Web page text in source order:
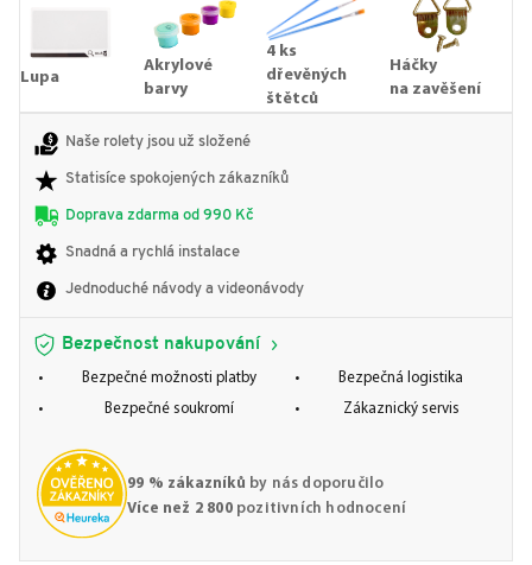
Lupa
Akrylové
barvy
4 ks
dřevěných
štětců
Háčky
na zavěšení
Naše rolety jsou už složené
Statisíce spokojených zákazníků
Doprava zdarma od 990 Kč
Snadná a rychlá instalace
Jednoduché návody a videonávody
Bezpečnost nakupování
Bezpečné možnosti platby
Bezpečná logistika
Bezpečné soukromí
Zákaznický servis
99 % zákazníků by nás doporučilo
Více než 2 800pozitivních hodnocení